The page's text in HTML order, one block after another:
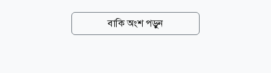
(পিএমএল-এন) রাজনীতিতে জড়িত ছিলেন। তিনি পাকিস্তানের
প্রধানমন্ত্রী শাহবাজ শরিফের দল থেকে গত সপ্তাহে আজাদ জম্মু
বাকি অংশ পড়ুন